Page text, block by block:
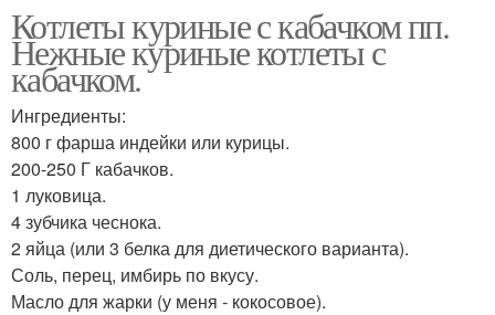
Котлеты куриные с кабачком пп.
Нежные куриные котлеты с
кабачком.
Ингредиенты:
800 г фарша индейки или курицы.
200-250 Г кабачков.
1 луковица.
4 зубчика чеснока.
2 яйца (или 3 белка для диетического варианта).
Соль, перец, имбирь по вкусу.
Масло для жарки (у меня - кокосовое).